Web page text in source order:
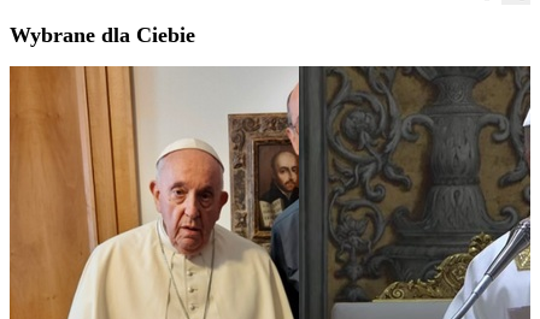
Wybrane dla Ciebie